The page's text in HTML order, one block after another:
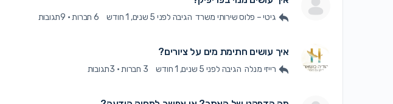
גיטי – פלוס שירותי משרד הגיבה לפני 5 שנים, 1 חודש 6 חברות · 9תגובות
איך עושים חתימת מים על ציורים?
רייזי מנלה הגיבה לפני 5 שנים, 1 חודש 3 חברות · 3תגובות